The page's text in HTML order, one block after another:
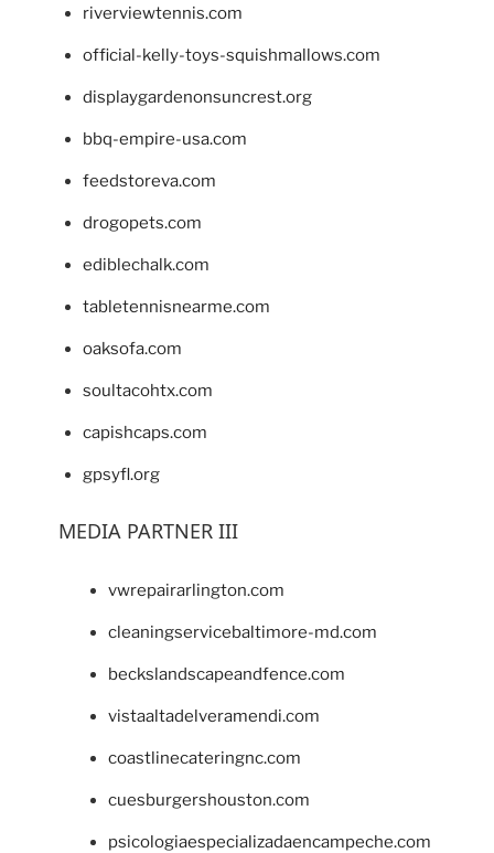
riverviewtennis.com
official-kelly-toys-squishmallows.com
displaygardenonsuncrest.org
bbq-empire-usa.com
feedstoreva.com
drogopets.com
ediblechalk.com
tabletennisnearme.com
oaksofa.com
soultacohtx.com
capishcaps.com
gpsyfl.org
MEDIA PARTNER III
vwrepairarlington.com
cleaningservicebaltimore-md.com
beckslandscapeandfence.com
vistaaltadelveramendi.com
coastlinecateringnc.com
cuesburgershouston.com
psicologiaespecializadaencampeche.com